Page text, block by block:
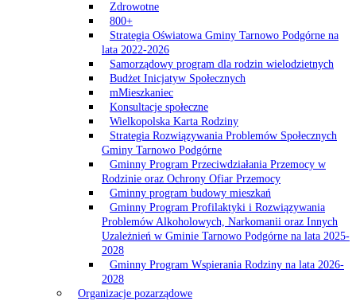
Zdrowotne
800+
Strategia Oświatowa Gminy Tarnowo Podgórne na
lata 2022-2026
Samorządowy program dla rodzin wielodzietnych
Budżet Inicjatyw Społecznych
mMieszkaniec
Konsultacje społeczne
Wielkopolska Karta Rodziny
Strategia Rozwiązywania Problemów Społecznych
Gminy Tarnowo Podgórne
Gminny Program Przeciwdziałania Przemocy w
Rodzinie oraz Ochrony Ofiar Przemocy
Gminny program budowy mieszkań
Gminny Program Profilaktyki i Rozwiązywania
Problemów Alkoholowych, Narkomanii oraz Innych
Uzależnień w Gminie Tarnowo Podgórne na lata 2025-
2028
Gminny Program Wspierania Rodziny na lata 2026-
2028
Organizacje pozarządowe